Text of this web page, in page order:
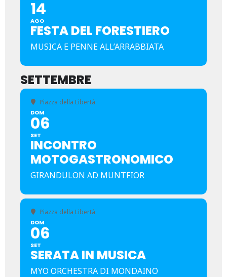
14
AGO
FESTA DEL FORESTIERO
MUSICA E PENNE ALL’ARRABBIATA
SETTEMBRE
Piazza della Libertà
DOM
06
SET
INCONTRO
MOTOGASTRONOMICO
GIRANDULON AD MUNTFIOR
Piazza della Libertà
DOM
06
SET
SERATA IN MUSICA
MYO ORCHESTRA DI MONDAINO